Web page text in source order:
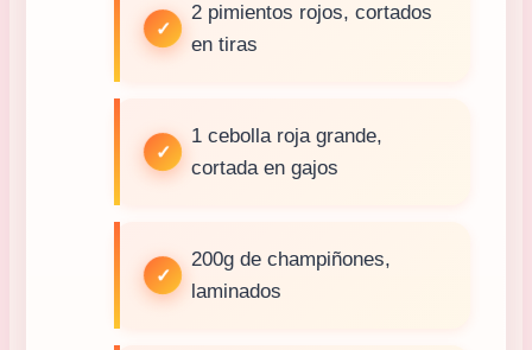
2 pimientos rojos, cortados
en tiras
1 cebolla roja grande,
cortada en gajos
200g de champiñones,
laminados